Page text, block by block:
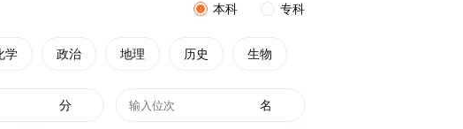
闭环育人平台，实现人才培养与产业需求精准对接。
类技能竞赛获奖400余项， 毕业生
凭借扎实的专业技能与前沿的数智技术
本科 专科
学 政治 地理 历史 生物
分 名